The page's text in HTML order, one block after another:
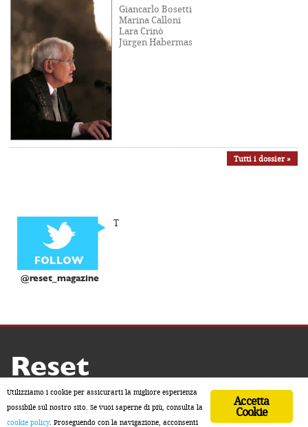
Giancarlo Bosetti
Marina Calloni
Lara Crinò
Jürgen Habermas
Tutti i dossier »
@reset_magazine
T
Reset
Accetta
Cookie
Utilizziamo i cookie per assicurarti la migliore esperienza
possibile sul nostro sito. Se vuoi saperne di più, consulta la
cookie policy. Proseguendo con la navigazione, acconsenti